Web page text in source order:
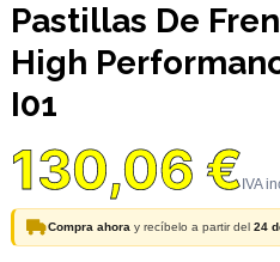
Pastillas De
High
I01
130,06 €
Compra ahora y recíbelo a partir del 24